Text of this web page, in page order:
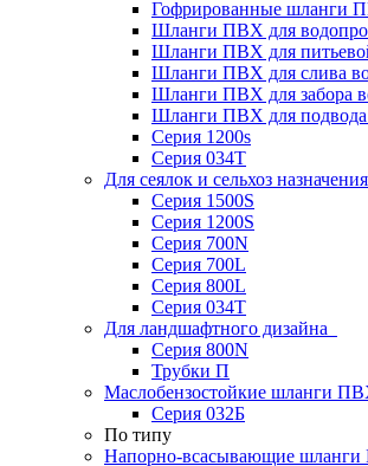
Гофрированные шланги
Шланги ПВХ для
Шланги ПВХ для
Шланги ПВХ для слива
Шланги ПВХ для забора
Шланги ПВХ для
Серия 1200s
Серия 034Т
Для сеялок и сельхоз назначения
Серия 1500S
Серия 1200S
Серия 700N
Серия 700L
Серия 800L
Серия 034T
Для ландшафтного дизайна
Серия 800N
Трубки П
Маслобензостойкие шланги
Серия 032Б
По типу
Напорно-всасывающие